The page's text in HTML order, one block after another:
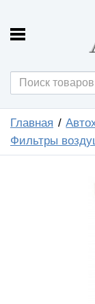
Главная
Фильтры